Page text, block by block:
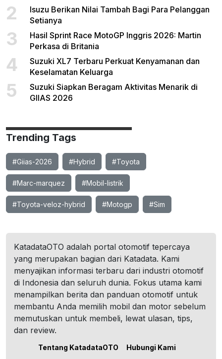
2
Isuzu Berikan Nilai Tambah Bagi Para Pelanggan
Setianya
3
Hasil Sprint Race MotoGP Inggris 2026: Martin
Perkasa di Britania
4
Suzuki XL7 Terbaru Perkuat Kenyamanan dan
Keselamatan Keluarga
5
Suzuki Siapkan Beragam Aktivitas Menarik di
GIIAS 2026
Trending Tags
#Giias-2026 #Hybrid #Toyota
#Marc-marquez #Mobil-listrik
#Toyota-veloz-hybrid #Motogp #Sim
KatadataOTO adalah portal otomotif tepercaya
yang merupakan bagian dari Katadata. Kami
menyajikan informasi terbaru dari industri otomotif
di Indonesia dan seluruh dunia. Fokus utama kami
menampilkan berita dan panduan otomotif untuk
membantu Anda memilih mobil dan motor sebelum
memutuskan untuk membeli, lewat ulasan, tips,
dan review.
Tentang KatadataOTO Hubungi Kami